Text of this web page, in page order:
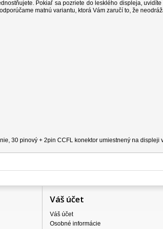
Pokiaľ sa pozriete do lesklého displeja,
matnú variantu, ktorá Vám zaručí to, že
30 pinový + 2pin CCFL konektor umiestnený na
Váš účet
Váš účet
Osobné informácie